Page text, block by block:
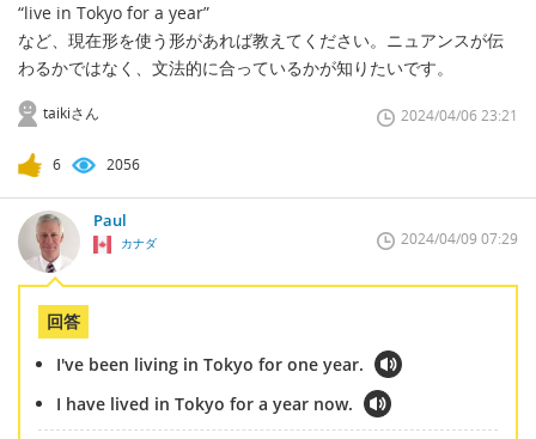
“live in Tokyo for a year”
など、現在形を使う形があれば教えてください。ニュアンスが伝
わるかではなく、文法的に合っているかが知りたいです。
taikiさん 2024/04/06 23:21
6 2056
Paul
カナダ 2024/04/09 07:29
回答
I've been living in Tokyo for one year.
I have lived in Tokyo for a year now.